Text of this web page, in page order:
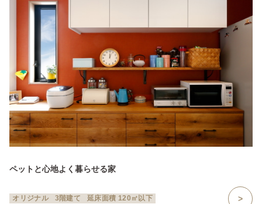
ペットと心地よく暮らせる家
オリジナル 3階建て 延床面積 120㎡以下